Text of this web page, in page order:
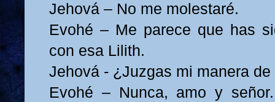
Jehová – No me molestaré.
Evohé – Me parece que has
con esa Lilith.
Jehová - ¿Juzgas mi manera
Evohé – Nunca, amo y